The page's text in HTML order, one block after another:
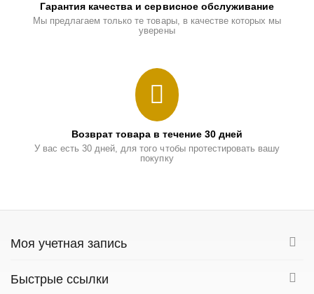
Гарантия качества и сервисное обслуживание
Мы предлагаем только те товары, в качестве которых мы
уверены
Возврат товара в течение 30 дней
У вас есть 30 дней, для того чтобы протестировать вашу
покупку
Моя учетная запись
Быстрые ссылки